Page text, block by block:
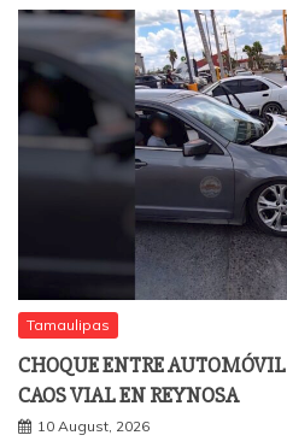
Tamaulipas
CHOQUE ENTRE
CAOS VIAL EN REYNOSA
10 August, 2026